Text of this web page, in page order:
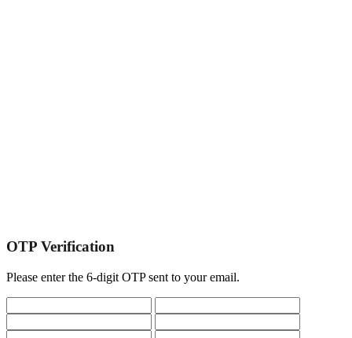
OTP Verification
Please enter the 6-digit OTP sent to your email.